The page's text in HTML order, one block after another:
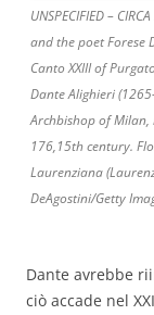
UNSPECIFIED –
and the poet Forese
Canto XXIII of
Dante Alighieri
Archbishop of
176,15th century.
Laurenziana
DeAgostini/Getty
Dante avrebbe
ciò accade nel